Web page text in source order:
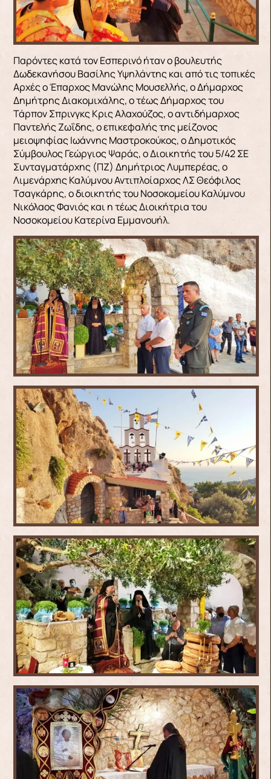
Παρόντες κατά τον Εσπερινό ήταν ο βουλευτής
Δωδεκανήσου Βασίλης Υψηλάντης και από τις τοπικές
Αρχές ο Έπαρχος Μανώλης Μουσελλής, ο Δήμαρχος
Δημήτρης Διακομιχάλης, ο τέως Δήμαρχος του
Τάρπον Σπρινγκς Κρις Αλαχούζος, ο αντιδήμαρχος
Παντελής Ζωΐδης, ο επικεφαλής της μείζονος
μειοψηφίας Ιωάννης Μαστροκούκος, ο Δημοτικός
Σύμβουλος Γεώργιος Ψαράς, ο Διοικητής του 5/42 ΣΕ
Συνταγματάρχης (ΠΖ) Δημήτριος Λυμπερέας, ο
Λιμενάρχης Καλύμνου Αντιπλοίαρχος ΛΣ Θεόφιλος
Τσαγκάρης, ο διοικητής του Νοσοκομείου Καλύμνου
Νικόλαος Φανιός και η τέως Διοικήτρια του
Νοσοκομείου Κατερίνα Εμμανουήλ.